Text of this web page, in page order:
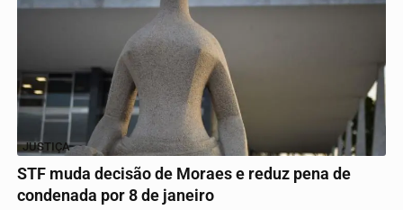
JUSTIÇA
STF muda decisão de Moraes e reduz pena de
condenada por 8 de janeiro